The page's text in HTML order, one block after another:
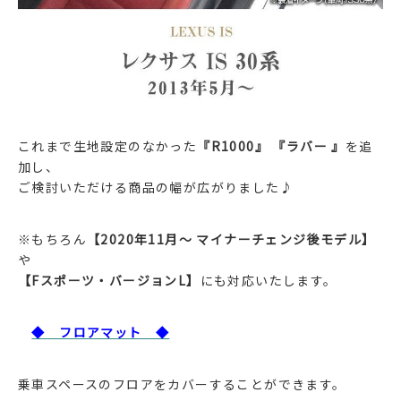
これまで生地設定のなかった 『R1000』 『ラバー 』 を追
加し、
ご検討いただける商品の幅が広がりました♪
※もちろん 【2020年11月～ マイナーチェンジ後モデル】
や
【Fスポーツ・バージョンL】
にも対応いたします。
◆ フロアマット ◆
乗車スペースのフロアをカバーすることができます。